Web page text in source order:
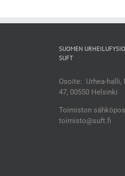
SUOMEN
SUFT
Osoite: Urhea-halli,
47, 00550 Helsinki
Toimiston
toimisto@suft.fi